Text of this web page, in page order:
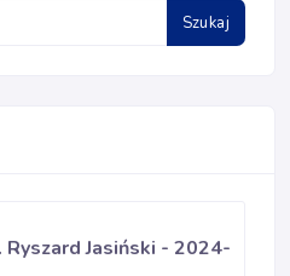
Szukaj
Ryszard Jasiński - 2024-